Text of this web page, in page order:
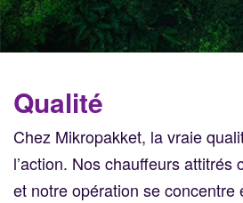
Qualité
Chez Mikropakket, la vraie
l’action. Nos chauffeurs attitrés
et notre opération se concentre